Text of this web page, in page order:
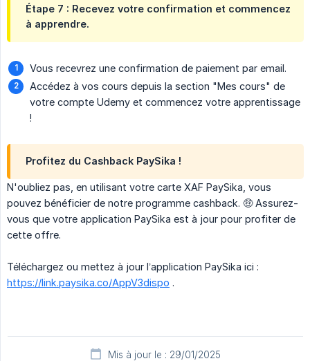
Étape 7 : Recevez votre confirmation et commencez
à apprendre.
Vous recevrez une confirmation de paiement par email.
Accédez à vos cours depuis la section "Mes cours" de
votre compte Udemy et commencez votre apprentissage
!
Profitez du Cashback PaySika !
N'oubliez pas, en utilisant votre carte XAF PaySika, vous
pouvez bénéficier de notre programme cashback. 🤑 Assurez-
vous que votre application PaySika est à jour pour profiter de
cette offre.
Téléchargez ou mettez à jour l’application PaySika ici :
https://link.paysika.co/AppV3dispo .
Mis à jour le : 29/01/2025